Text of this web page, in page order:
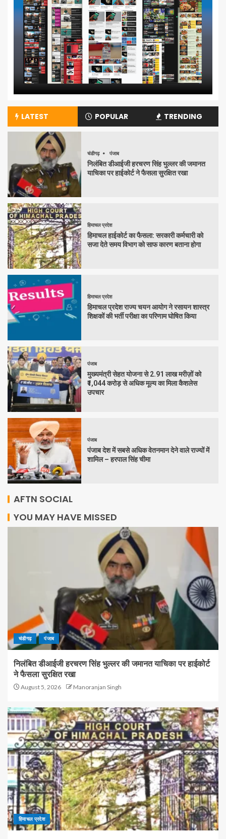
LATEST POPULAR TRENDING
चंडीगढ़ पंजाब
निलंबित डीआईजी हरचरण सिंह भुल्लर की जमानत
याचिका पर हाईकोर्ट ने फैसला सुरक्षित रखा
हिमाचल प्रदेश
हिमाचल हाईकोर्ट का फैसला: सरकारी कर्मचारी को
सजा देते समय विभाग को साफ कारण बताना होगा
हिमाचल प्रदेश
हिमाचल प्रदेश राज्य चयन आयोग ने रसायन शास्त्र
शिक्षकों की भर्ती परीक्षा का परिणाम घोषित किया
पंजाब
मुख्यमंत्री सेहत योजना से 2.91 लाख मरीज़ों को
₹1,044 करोड़ से अधिक मूल्य का मिला कैशलेस
उपचार
पंजाब
पंजाब देश में सबसे अधिक वेतनमान देने वाले राज्यों में
शामिल – हरपाल सिंह चीमा
AFTN SOCIAL
YOU MAY HAVE MISSED
चंडीगढ़ पंजाब
निलंबित डीआईजी हरचरण सिंह भुल्लर की जमानत याचिका पर हाईकोर्ट
ने फैसला सुरक्षित रखा
August 5, 2026 Manoranjan Singh
हिमाचल प्रदेश